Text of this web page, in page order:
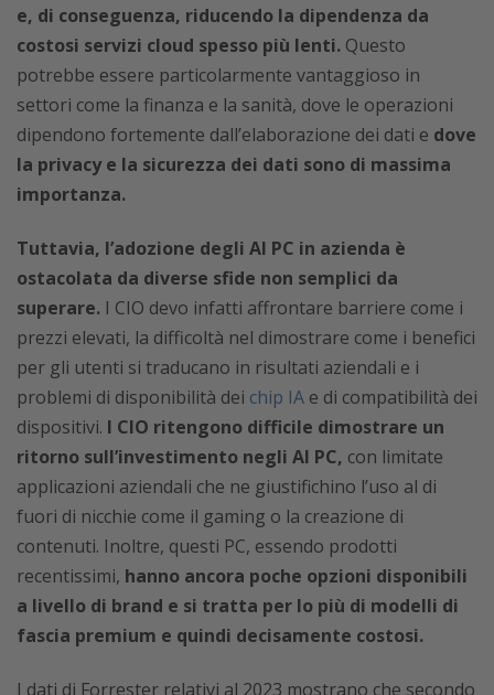
e, di conseguenza, riducendo la dipendenza da
costosi servizi cloud spesso più lenti. Questo
potrebbe essere particolarmente vantaggioso in
settori come la finanza e la sanità, dove le operazioni
dipendono fortemente dall’elaborazione dei dati e dove
la privacy e la sicurezza dei dati sono di massima
importanza.
Tuttavia, l’adozione degli AI PC in azienda è
ostacolata da diverse sfide non semplici da
superare. I CIO devo infatti affrontare barriere come i
prezzi elevati, la difficoltà nel dimostrare come i benefici
per gli utenti si traducano in risultati aziendali e i
problemi di disponibilità dei chip IA e di compatibilità dei
dispositivi. I CIO ritengono difficile dimostrare un
ritorno sull’investimento negli AI PC, con limitate
applicazioni aziendali che ne giustifichino l’uso al di
fuori di nicchie come il gaming o la creazione di
contenuti. Inoltre, questi PC, essendo prodotti
recentissimi, hanno ancora poche opzioni disponibili
a livello di brand e si tratta per lo più di modelli di
fascia premium e quindi decisamente costosi.
I dati di Forrester relativi al 2023 mostrano che secondo